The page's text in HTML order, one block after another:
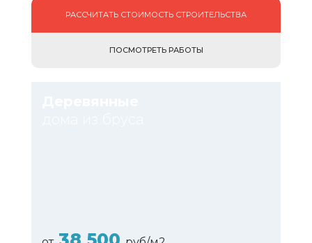
РАССЧИТАТЬ СТОИМОСТЬ СТРОИТЕЛЬСТВА
ПОСМОТРЕТЬ РАБОТЫ